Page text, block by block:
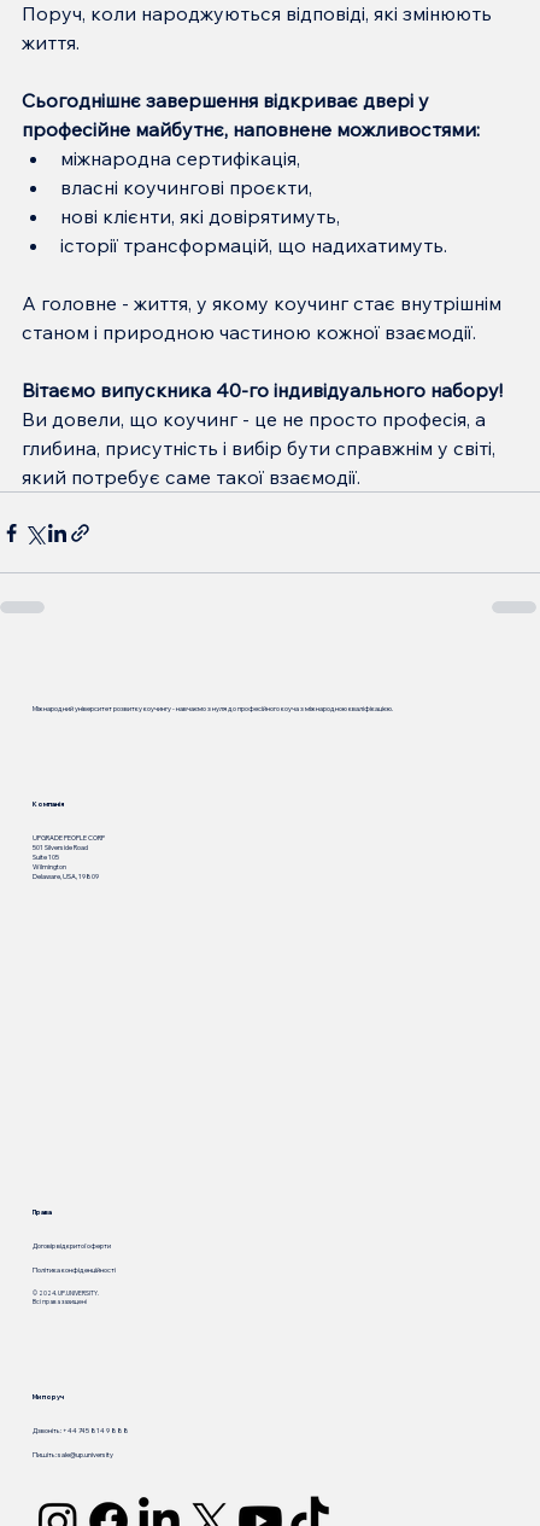
Поруч, коли народжуються відповіді, які змінюють
життя.
Сьогоднішнє завершення відкриває двері у
професійне майбутнє, наповнене можливостями:
міжнародна сертифікація,
власні коучингові проєкти,
нові клієнти, які довірятимуть,
історії трансформацій, що надихатимуть.
А головне - життя, у якому коучинг стає внутрішнім
станом і природною частиною кожної взаємодії.
Вітаємо випускника 40-го індивідуального набору!
Ви довели, що коучинг - це не просто професія, а
глибина, присутність і вибір бути справжнім у світі,
який потребує саме такої взаємодії.
Міжнародний університет розвитку коучингу - навчаємо з нуля до професійного коуча з міжнародною кваліфікацією.
Компанія
UPGRADE PEOPLE CORP
501 Silverside Road
Suite 105
Wilmington
Delaware, USA, 19809
Права
Договір відкритої оферти
Політика конфіденційності
© 2024. UP.UNIVERSITY.
Всі права захищені
Ми поруч
Пишіть:sale@up.university
Дзвоніть: +44 745 814 9 888